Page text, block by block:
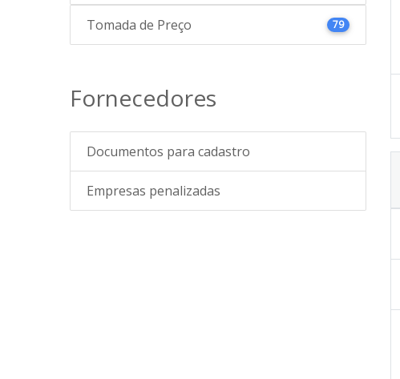
Tomada de Preço 79
Fornecedores
Documentos para cadastro
Empresas penalizadas